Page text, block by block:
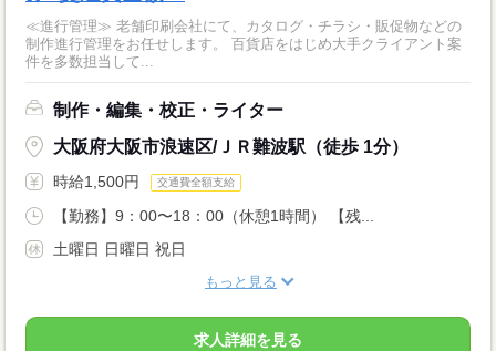
≪進行管理≫ 老舗印刷会社にて、カタログ・チラシ・販促物などの
制作進行管理をお任せします。 百貨店をはじめ大手クライアント案
件を多数担当して...
制作・編集・校正・ライター
大阪府大阪市浪速区/ＪＲ難波駅（徒歩 1分）
時給1,500円 交通費全額支給
【勤務】9：00〜18：00（休憩1時間） 【残...
土曜日 日曜日 祝日
もっと見る
求人詳細を見る